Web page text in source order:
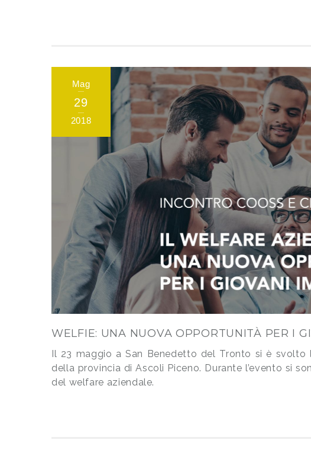
Mag
29
2018
WELFIE: UNA NUOVA OPPORTUNITÀ PER I
Il 23 maggio a San Benedetto del Tronto si è svolto
della provincia di Ascoli Piceno. Durante l’evento si
del welfare aziendale.